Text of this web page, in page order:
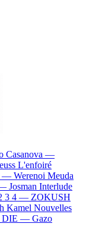
Casanova —
L'enfoiré
— Werenoi Meuda
Josman Interlude
3 4 — ZOKUSH
Kamel Nouvelles
DIE — Gazo